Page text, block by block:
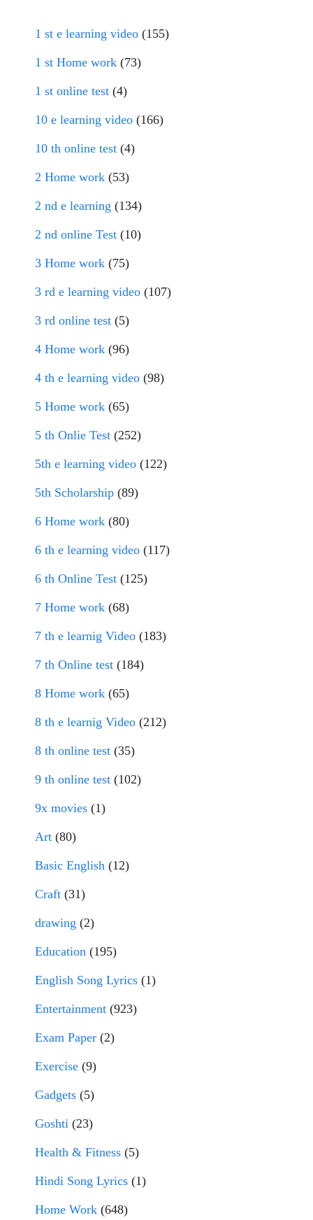
1 st e learning video (155)
1 st Home work (73)
1 st online test (4)
10 e learning video (166)
10 th online test (4)
2 Home work (53)
2 nd e learning (134)
2 nd online Test (10)
3 Home work (75)
3 rd e learning video (107)
3 rd online test (5)
4 Home work (96)
4 th e learning video (98)
5 Home work (65)
5 th Onlie Test (252)
5th e learning video (122)
5th Scholarship (89)
6 Home work (80)
6 th e learning video (117)
6 th Online Test (125)
7 Home work (68)
7 th e learnig Video (183)
7 th Online test (184)
8 Home work (65)
8 th e learnig Video (212)
8 th online test (35)
9 th online test (102)
9x movies (1)
Art (80)
Basic English (12)
Craft (31)
drawing (2)
Education (195)
English Song Lyrics (1)
Entertainment (923)
Exam Paper (2)
Exercise (9)
Gadgets (5)
Goshti (23)
Health & Fitness (5)
Hindi Song Lyrics (1)
Home Work (648)